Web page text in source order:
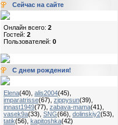
Сейчас на сайте
Онлайн всего: 2
Гостей: 2
Пользователей: 0
С днем рождения!
Elena(40) alis2004(45)
imparatrisse(67) zippysun(39)
innast1949(77) zabava-mama(41)
vasek9a(33) SNG(66) dolinskiy2(53)
tatik(56) kapitoshka(42)